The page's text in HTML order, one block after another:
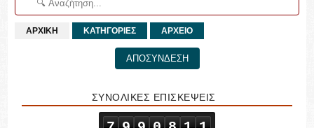
ΑΡΧΙΚΗ ΚΑΤΗΓΟΡΙΕΣ ΑΡΧΕΙΟ
ΑΠΟΣΥΝΔΕΣΗ
ΣΥΝΟΛΙΚΕΣ ΕΠΙΣΚΕΨΕΙΣ